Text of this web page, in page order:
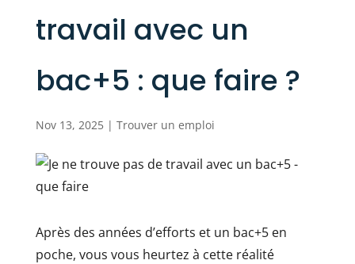
travail avec un
bac+5 : que faire ?
Nov 13, 2025| Trouver un emploi
Après des années d’efforts et un bac+5 en
poche, vous vous heurtez à cette réalité